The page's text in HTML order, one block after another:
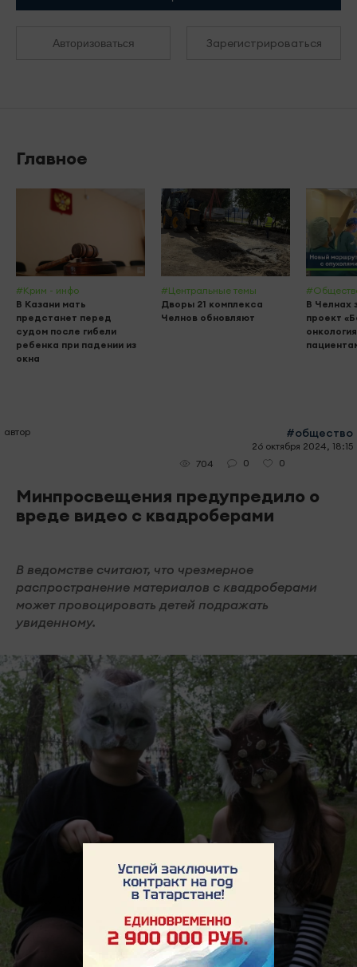
Авторизоваться Зарегистрироваться
Главное
#Крим - инфо
В Казани мать
предстанет перед
судом после гибели
ребенка при падении из
окна
#Центральные темы
Дворы 21 комплекса
Челнов обновляют
В Челнах
проект
автор #общество
26 октября 2024, 18:15
704
0 0
Минпросвещения предупредило о
вреде видео с квадроберами
В ведомстве считают, что чрезмерное
распространение материалов с квадроберами
может провоцировать детей подражать
увиденному.